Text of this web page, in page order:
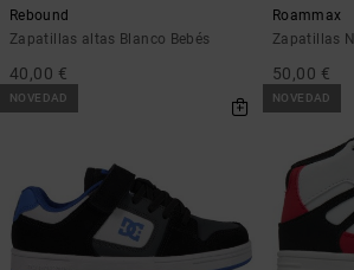
Rebound
Zapatillas altas Blanco Bebés
40,00 €
Roammax
Zapatillas
50,00 €
NOVEDAD NOVEDAD